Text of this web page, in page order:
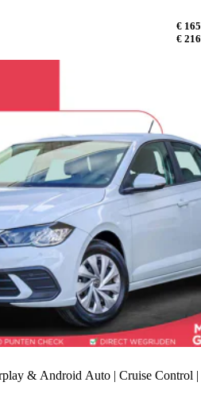
€ 165
€ 216
& Android Auto | Cruise Control |